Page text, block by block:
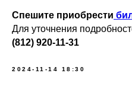
Спешите приобрести
Для уточнения
(812) 920-11-31
2024-11-14 18:30